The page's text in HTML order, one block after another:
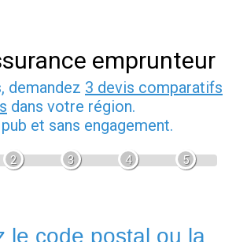
emprunteur
demandez 3 devis comparatifs
dans votre région.
et sans engagement.
2 3 4 5
le code postal ou la